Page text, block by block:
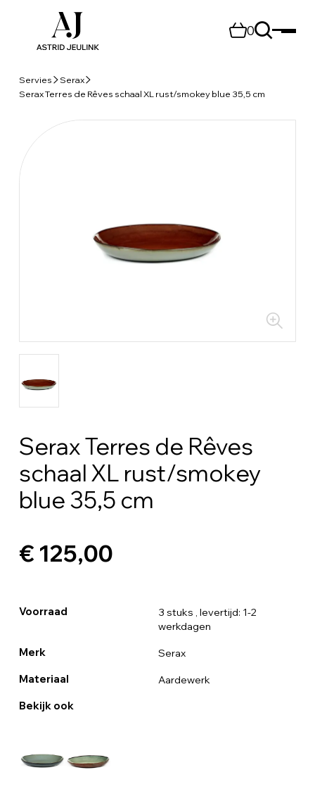
0
Servies
Serax
Serax Terres de Rêves schaal XL rust/smokey blue 35,5 cm
Serax Terres de Rêves
schaal XL rust/smokey
blue 35,5 cm
€ 125,00
Voorraad 3 stuks , levertijd: 1-2
werkdagen
Merk Serax
Materiaal Aardewerk
Bekijk ook